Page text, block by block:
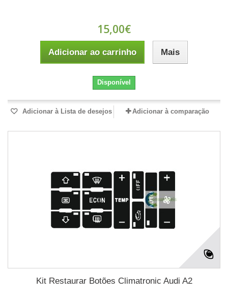
15,00€
Adicionar ao carrinho Mais
Disponível
Adicionar à Lista de desejos Adicionar à comparação
Kit Restaurar Botões Climatronic Audi A2